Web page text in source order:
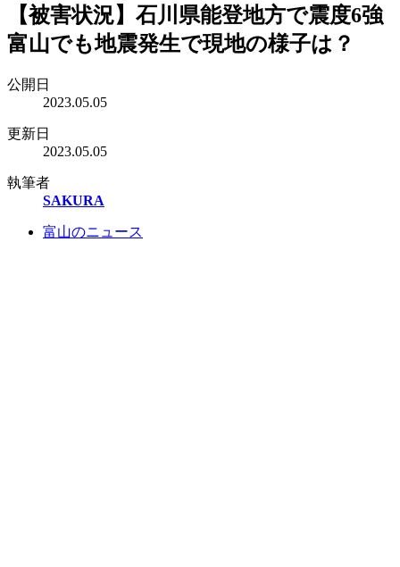
【被害状況】石川県能登地方で震度6強
富山でも地震発生で現地の様子は？
公開日
2023.05.05
更新日
2023.05.05
執筆者
SAKURA
富山のニュース